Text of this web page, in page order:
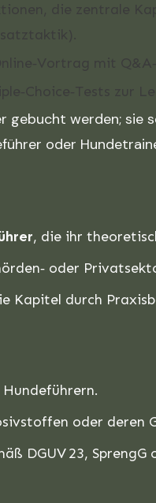
die zentrale
mit
zur
gebucht werden; sie
oder
, die ihr
oder
Kapitel durch
oder deren
DGUV 23, SprengG